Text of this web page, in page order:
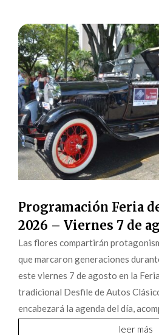
Programación Feria
2026 – Viernes 7 de
Las flores compartirán
que marcaron generaciones
este viernes 7 de agosto en la
tradicional Desfile de Autos
encabezará la agenda del día,
leer más